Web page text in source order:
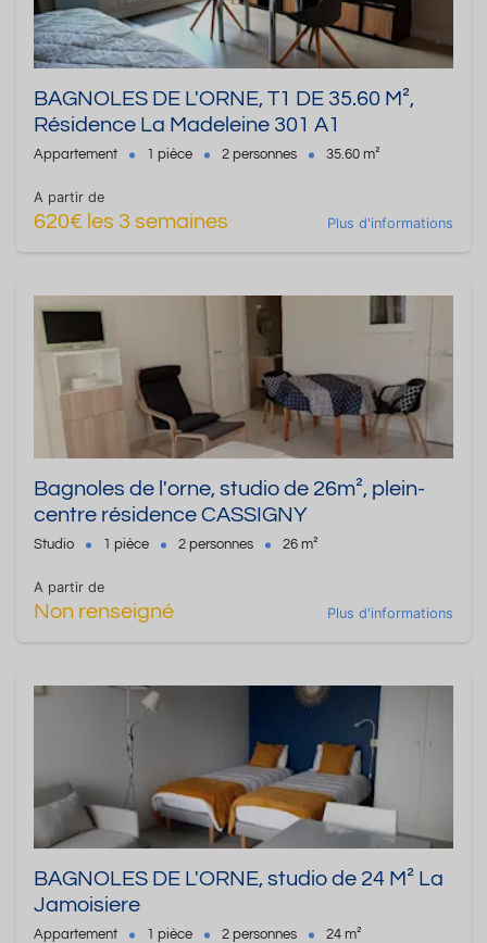
BAGNOLES DE L'ORNE, T1 DE 35.60 M²,
Résidence La Madeleine 301 A1
Appartement 1 pièce 2 personnes 35.60 m²
A partir de
620€ les 3 semaines Plus d'informations
Bagnoles de l'orne, studio de 26m², plein-
centre résidence CASSIGNY
Studio 1 pièce 2 personnes 26 m²
A partir de
Non renseigné Plus d'informations
BAGNOLES DE L'ORNE, studio de 24 M² La
Jamoisiere
Appartement 1 pièce 2 personnes 24 m²